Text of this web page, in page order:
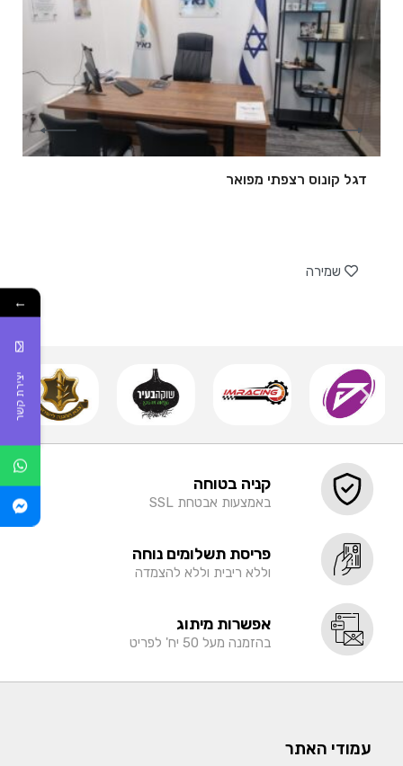
דגל קונוס רצפתי מפואר
שמירה
קניה בטוחה
באמצעות אבטחת SSL
פריסת תשלומים נוחה
וללא ריבית וללא להצמדה
אפשרות מיתוג
בהזמנה מעל 50 יח' לפריט
עמודי האתר
←
יצירת קשר